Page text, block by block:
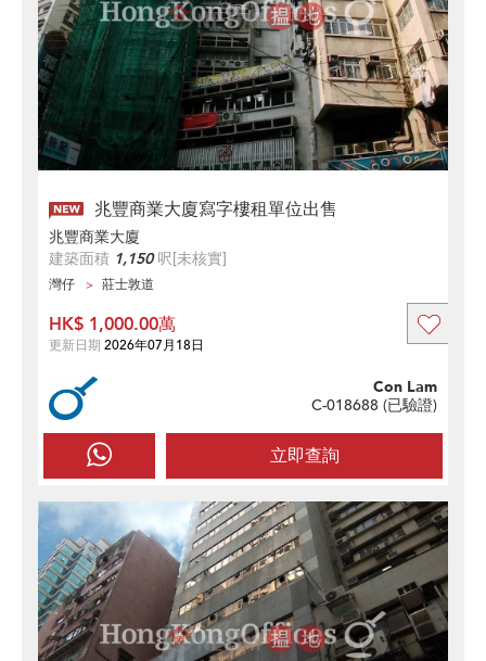
兆豐商業大廈寫字樓租單位出售
兆豐商業大廈
建築面積 1,150呎[未核實]
灣仔 莊士敦道
立即查詢
Con Lam
C-018688 (已驗證)
HK$ 1,000.00萬
更新日期 2026年07月18日